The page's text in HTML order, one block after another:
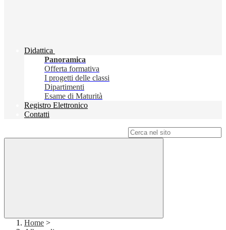
Didattica
Panoramica
Offerta formativa
I progetti delle classi
Dipartimenti
Esame di Maturità
Registro Elettronico
Contatti
Home >